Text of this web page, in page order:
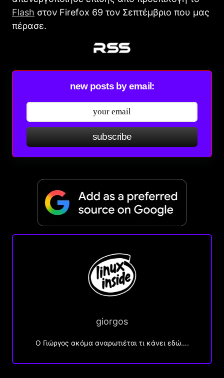
Flash στον Firefox 69 τον Σεπτέμβριο που μας
πέρασε.
new posts by email:
subscribe
giorgos
Ο Γιώργος ακόμα αναρωτιέται τι κάνει εδώ….